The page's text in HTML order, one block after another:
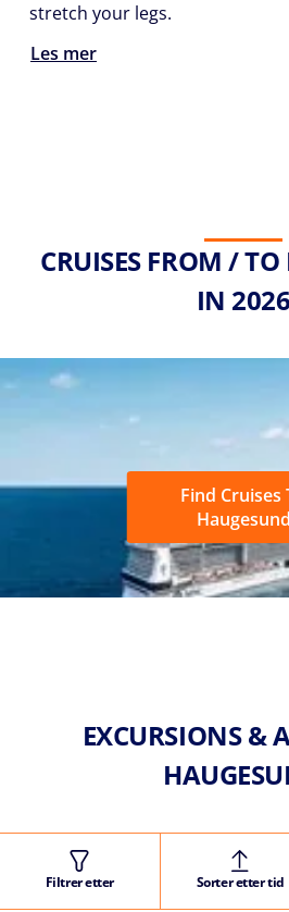
stretch your legs.
Les mer
CRUISES FROM /
IN 2026
Find Cruises
Haugesund
EXCURSIONS &
Filtrer etter Sorter etter tid